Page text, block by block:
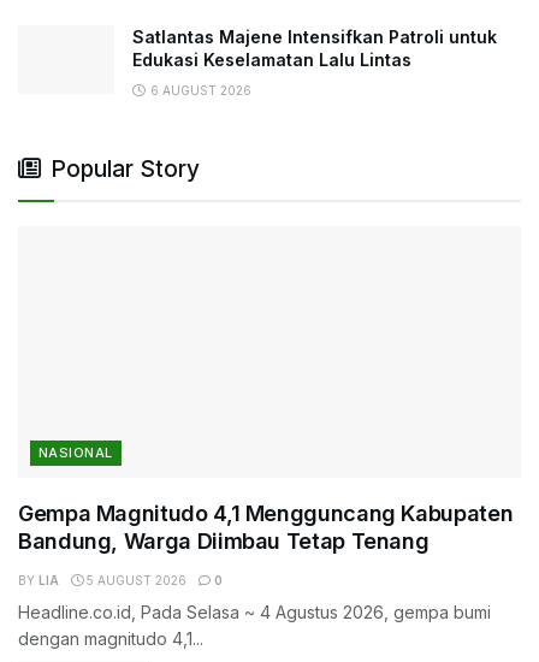
Satlantas Majene Intensifkan Patroli untuk
Edukasi Keselamatan Lalu Lintas
6 AUGUST 2026
Popular Story
NASIONAL
Gempa Magnitudo 4,1 Mengguncang Kabupaten
Bandung, Warga Diimbau Tetap Tenang
BY LIA 5 AUGUST 2026 0
Headline.co.id, Pada Selasa ~ 4 Agustus 2026, gempa bumi
dengan magnitudo 4,1...